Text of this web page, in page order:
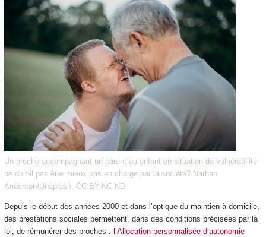
Un proche accompagnant un parent ou enfant en situation de vulnérabilité
ne doit-il pas être mieux pris en charge par la société? Nathan
Anderson/Unsplash, CC BY-NC-ND
Depuis le début des années 2000 et dans l’optique du maintien à domicile,
des prestations sociales permettent, dans des conditions précisées par la
loi, de rémunérer des proches : l’Allocation personnalisée d’autonomie